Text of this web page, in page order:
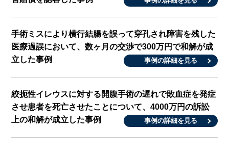
手術ミスにより横行結腸を誤って穿孔され障害を残した
医療過誤において、数ヶ月の交渉で300万円で和解が成
立した事例
事例の詳細を見る
絞扼性イレウスに対する開腹手術の遅れで敗血症を発症
させ患者を死亡させたことについて、4000万円の訴訟
上の和解が成立した事例
事例の詳細を見る